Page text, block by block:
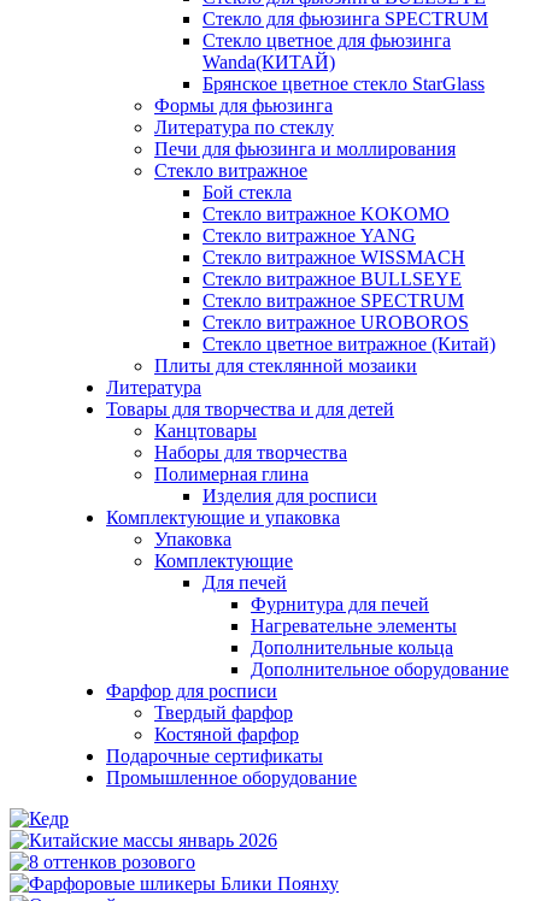
Стекло для фьюзинга SPECTRUM
Стекло цветное для фьюзинга
Wanda(КИТАЙ)
Брянское цветное стекло StarGlass
Формы для фьюзинга
Литература по стеклу
Печи для фьюзинга и моллирования
Стекло витражное
Бой стекла
Стекло витражное KOKOMO
Стекло витражное YANG
Стекло витражное WISSMACH
Стекло витражное BULLSEYE
Стекло витражное SPECTRUM
Стекло витражное UROBOROS
Стекло цветное витражное (Китай)
Плиты для стеклянной мозаики
Литература
Товары для творчества и для детей
Канцтовары
Наборы для творчества
Полимерная глина
Изделия для росписи
Комплектующие и упаковка
Упаковка
Комплектующие
Для печей
Фурнитура для печей
Нагревательне элементы
Дополнительные кольца
Дополнительное оборудование
Фарфор для росписи
Твердый фарфор
Костяной фарфор
Подарочные сертификаты
Промышленное оборудование